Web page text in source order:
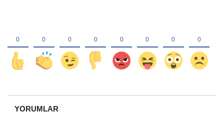
YORUMLAR